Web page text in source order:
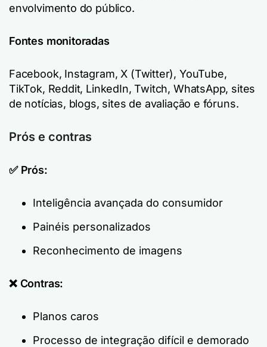
envolvimento do público.
Fontes monitoradas
Facebook, Instagram, X (Twitter), YouTube,
TikTok, Reddit, LinkedIn, Twitch, WhatsApp, sites
de notícias, blogs, sites de avaliação e fóruns.
Prós e contras
✅ Prós:
Inteligência avançada do consumidor
Painéis personalizados
Reconhecimento de imagens
❌ Contras:
Planos caros
Processo de integração difícil e demorado